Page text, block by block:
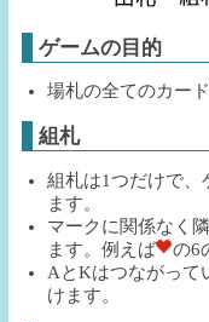
ゲームの目的
場札の全てのカー
組札
組札は1つだけで、
ます。
マークに関係なく
ます。例えば
の6
AとKはつながって
けます。